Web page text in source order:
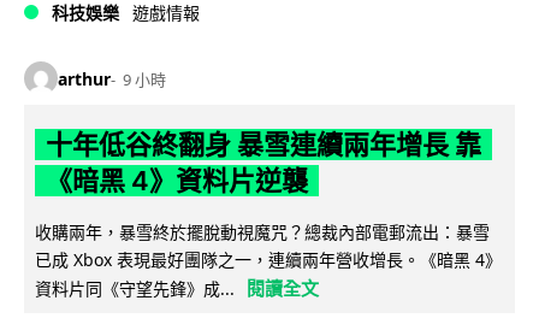
科技娛樂 遊戲情報
arthur 9 小時
十年低谷終翻身 暴雪連續兩年增長 靠
《暗黑 4》資料片逆襲
收購兩年，暴雪終於擺脫動視魔咒？總裁內部電郵流出：暴雪
已成 Xbox 表現最好團隊之一，連續兩年營收增長。《暗黑 4》
資料片同《守望先鋒》成...
閱讀全文